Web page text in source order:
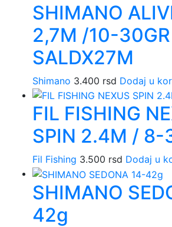
SHIMANO
2,7M /10-30GR
SALDX27M
Shimano 3.400 rsd Dodaj u
FIL FISHING
SPIN 2.4M / 8-
Fil Fishing 3.500 rsd Dodaj u
SHIMANO
42g